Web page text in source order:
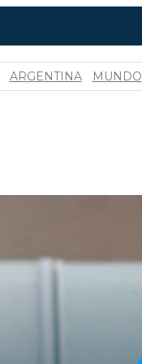
ARGENTINA MUNDO